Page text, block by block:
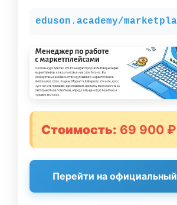
eduson.academy/
Стоимость: 69 900 ₽
Перейти на